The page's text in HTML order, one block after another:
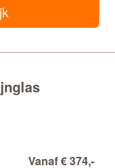
Vanaf € 374,-